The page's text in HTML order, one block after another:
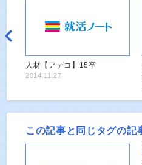
人材【アデコ】15卒
2014.11.27
この記事と同じタグの記